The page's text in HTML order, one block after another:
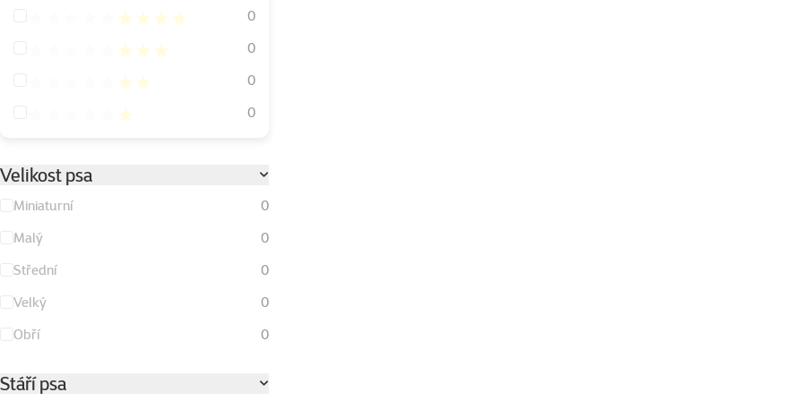
Hodnocení 80%
0
Hodnocení 60%
0
Hodnocení 40%
0
Hodnocení 20%
0
Velikost psa
Miniaturní
0
Malý
0
Střední
0
Velký
0
Obří
0
Stáří psa